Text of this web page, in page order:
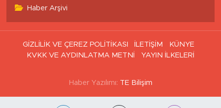
Haber Arşivi
GİZLİLİK VE ÇEREZ POLİTİKASI İLETİŞİM
KÜNYE
KVKK VE AYDINLATMA METNİ
YAYIN İLKELERİ
Haber Yazılımı: TE Bilişim